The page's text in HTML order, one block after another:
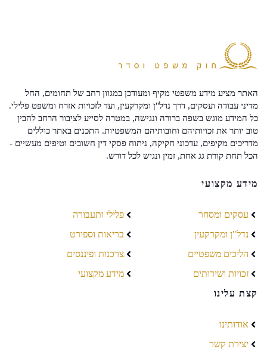
האתר מציע מידע משפטי מקיף ומעודכן במגוון רחב של תחומים, החל
מדיני עבודה ועסקים, דרך נדל"ן ומקרקעין, ועד לזכויות אזרח ומשפט פלילי.
כל המידע מוגש בשפה ברורה ונגישה, במטרה לסייע לציבור הרחב להבין
טוב יותר את זכויותיהם וחובותיהם המשפטיות. התכנים באתר כוללים
מדריכים מקיפים, עדכוני חקיקה, ניתוח פסקי דין חשובים וטיפים מעשיים -
הכל תחת קורת גג אחת, זמין ונגיש לכל דורש.
מידע מקצועי
עסקים ומסחר
נדל"ן ומקרקעין
הליכים משפטיים
זכויות ושירותים
פלילי ותעבורה
בריאות וספורט
צרכנות ופיננסים
מידע מקצועי
קצת עלינו
אודותינו
יצירת קשר